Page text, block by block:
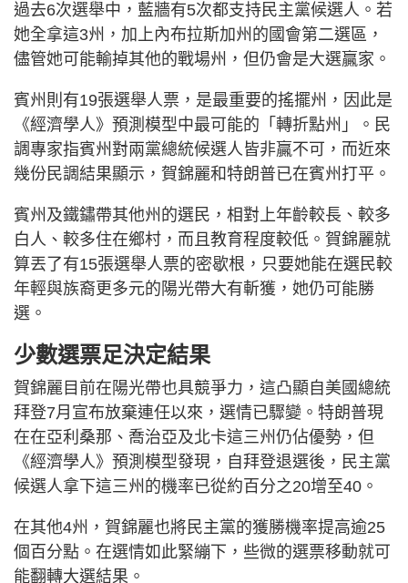
過去6次選舉中，藍牆有5次都支持民主黨候選人。若
她全拿這3州，加上內布拉斯加州的國會第二選區，
儘管她可能輸掉其他的戰場州，但仍會是大選贏家。
賓州則有19張選舉人票，是最重要的搖擺州，因此是
《經濟學人》預測模型中最可能的「轉折點州」。民
調專家指賓州對兩黨總統候選人皆非贏不可，而近來
幾份民調結果顯示，賀錦麗和特朗普已在賓州打平。
賓州及鐵鏽帶其他州的選民，相對上年齡較長、較多
白人、較多住在鄉村，而且教育程度較低。賀錦麗就
算丟了有15張選舉人票的密歇根，只要她能在選民較
年輕與族裔更多元的陽光帶大有斬獲，她仍可能勝
選。
少數選票足決定結果
賀錦麗目前在陽光帶也具競爭力，這凸顯自美國總統
拜登7月宣布放棄連任以來，選情已驟變。特朗普現
在在亞利桑那、喬治亞及北卡這三州仍佔優勢，但
《經濟學人》預測模型發現，自拜登退選後，民主黨
候選人拿下這三州的機率已從約百分之20增至40。
在其他4州，賀錦麗也將民主黨的獲勝機率提高逾25
個百分點。在選情如此緊繃下，些微的選票移動就可
能翻轉大選結果。